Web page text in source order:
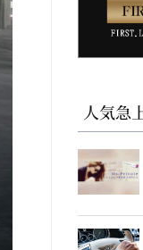
人気急